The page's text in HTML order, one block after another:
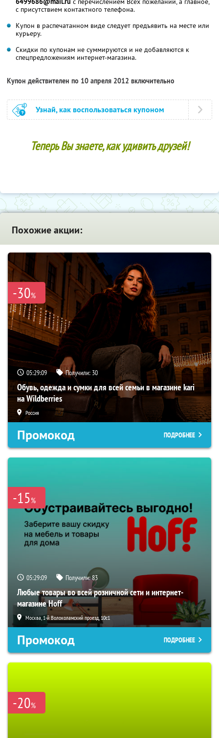
с присутствием контактного телефона.
Купон в распечатанном виде следует предъявить на месте или
курьеру.
Скидки по купонам не суммируются и не добавляются к
спецпредложениям интернет-магазина.
Купон действителен по 10 апреля 2012 включительно
Узнай, как воспользоваться купоном
Теперь Вы знаете, как удивить друзей!
Похожие акции:
-30%
05:29:08 Получили: 30
Обувь, одежда и сумки для всей семьи в магазине kari
на Wildberries
Россия
Промокод ПОДРОБНЕЕ
-15%
05:29:08 Получили:83
Любые товары во всей розничной сети и интернет-
магазине Hoff
Москва, 1-й Волоколамский проезд, 10с1
Промокод ПОДРОБНЕЕ
-20%